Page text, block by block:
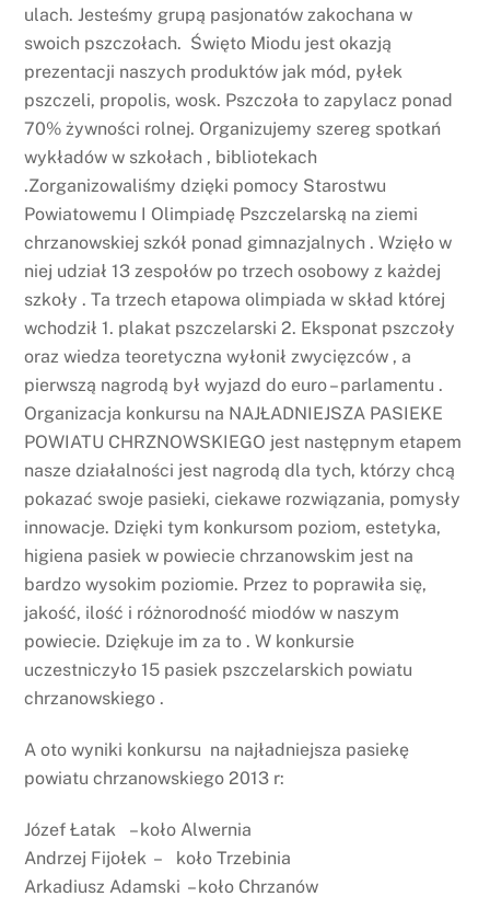
ulach. Jesteśmy grupą pasjonatów zakochana w
swoich pszczołach. Święto Miodu jest okazją
prezentacji naszych produktów jak mód, pyłek
pszczeli, propolis, wosk. Pszczoła to zapylacz ponad
70% żywności rolnej. Organizujemy szereg spotkań
wykładów w szkołach , bibliotekach
.Zorganizowaliśmy dzięki pomocy Starostwu
Powiatowemu I Olimpiadę Pszczelarską na ziemi
chrzanowskiej szkół ponad gimnazjalnych . Wzięło w
niej udział 13 zespołów po trzech osobowy z każdej
szkoły . Ta trzech etapowa olimpiada w skład której
wchodził 1. plakat pszczelarski 2. Eksponat pszczoły
oraz wiedza teoretyczna wyłonił zwycięzców , a
pierwszą nagrodą był wyjazd do euro – parlamentu .
Organizacja konkursu na NAJŁADNIEJSZA PASIEKE
POWIATU CHRZNOWSKIEGO jest następnym etapem
nasze działalności jest nagrodą dla tych, którzy chcą
pokazać swoje pasieki, ciekawe rozwiązania, pomysły
innowacje. Dzięki tym konkursom poziom, estetyka,
higiena pasiek w powiecie chrzanowskim jest na
bardzo wysokim poziomie. Przez to poprawiła się,
jakość, ilość i różnorodność miodów w naszym
powiecie. Dziękuje im za to . W konkursie
uczestniczyło 15 pasiek pszczelarskich powiatu
chrzanowskiego .
A oto wyniki konkursu na najładniejsza pasiekę
powiatu chrzanowskiego 2013 r:
Józef Łatak – koło Alwernia
Andrzej Fijołek – koło Trzebinia
Arkadiusz Adamski – koło Chrzanów